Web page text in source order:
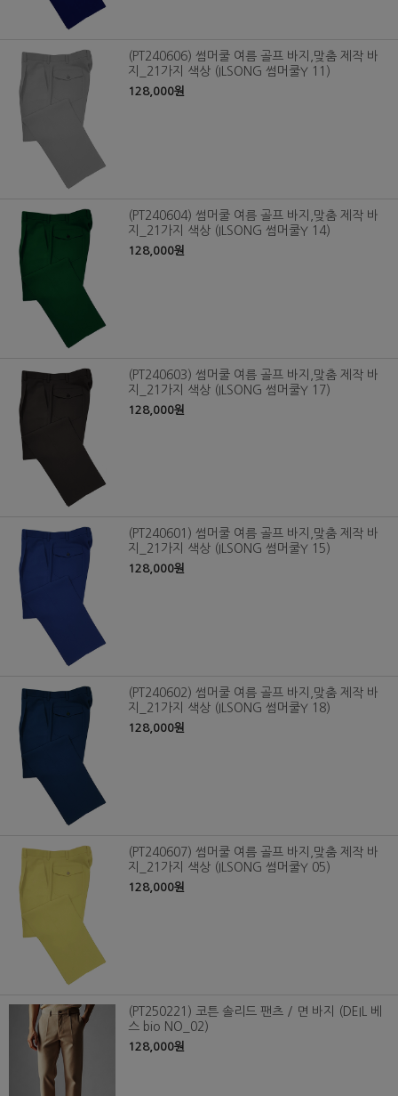
(PT240606) 썸머쿨 여름 골프 바지,맞춤 제작 바
지_21가지 색상 (ILSONG 썸머쿨Y 11)
128,000원
(PT240604) 썸머쿨 여름 골프 바지,맞춤 제작 바
지_21가지 색상 (ILSONG 썸머쿨Y 14)
128,000원
(PT240603) 썸머쿨 여름 골프 바지,맞춤 제작 바
지_21가지 색상 (ILSONG 썸머쿨Y 17)
128,000원
(PT240601) 썸머쿨 여름 골프 바지,맞춤 제작 바
지_21가지 색상 (ILSONG 썸머쿨Y 15)
128,000원
(PT240602) 썸머쿨 여름 골프 바지,맞춤 제작 바
지_21가지 색상 (ILSONG 썸머쿨Y 18)
128,000원
(PT240607) 썸머쿨 여름 골프 바지,맞춤 제작 바
지_21가지 색상 (ILSONG 썸머쿨Y 05)
128,000원
(PT250221) 코튼 솔리드 팬츠 / 면 바지 (DEIL 베
스 bio NO_02)
128,000원